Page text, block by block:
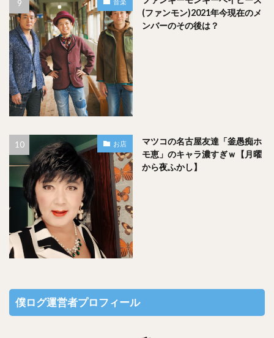
(ファンモン)2021年今現在のメ
ンバーのその後は？
お店
マツコの名古屋友達「釜愚痴ホ
モ恵」のキャラ濃すぎｗ【月曜
から夜ふかし】
僕ログ運営者プロフィール